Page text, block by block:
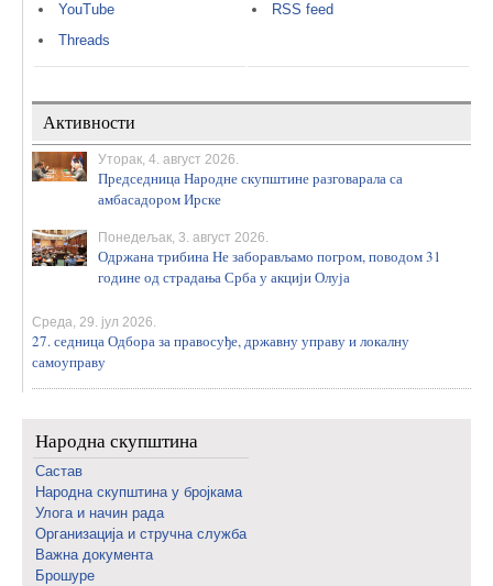
YouTube
Threads
RSS feed
Активности
Уторак, 4. август 2026.
Председница Народне скупштине разговарала са
амбасадором Ирске
Понедељак, 3. август 2026.
Одржана трибина Не заборављамо погром, поводом 31
године од страдања Срба у акцији Олуја
Среда, 29. јул 2026.
27. седница Одбора за правосуђе, државну управу и локалну
самоуправу
Народна скупштина
Састав
Народна скупштина у бројкама
Улога и начин рада
Организација и стручна служба
Важна документа
Брошуре